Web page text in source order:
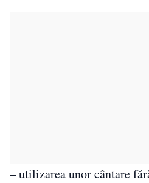
– utilizarea unor cântare